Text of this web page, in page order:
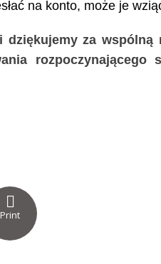
na konto, może je
dziękujemy za
rozpoczynającego
Print